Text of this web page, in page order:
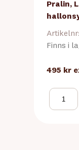
Pralin,
Finns i
495 kr